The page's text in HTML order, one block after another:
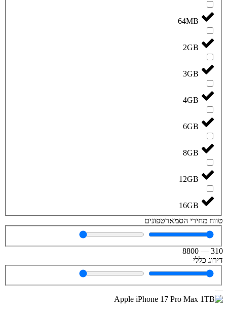
64MB
2GB
3GB
4GB
6GB
8GB
12GB
16GB
טווח מחירי הסמארטפונים
310
—
8800
דירוג כללי
—